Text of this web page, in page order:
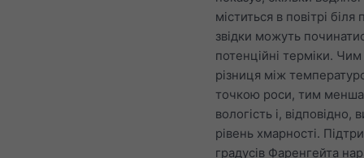
міститься в повітрі біля
звідки можуть
потенційні терміки.
різниця між
точкою роси, тим менша
вологість і, відповідно,
рівень хмарності.
градусів Фаренгейта